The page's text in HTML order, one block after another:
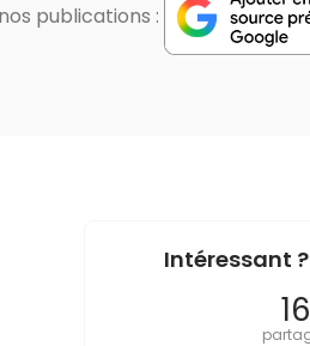
publications :
Intéressant
16